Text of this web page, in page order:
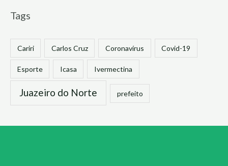
Tags
Cariri Carlos Cruz Coronavírus Covid-19
Esporte Icasa Ivermectina
Juazeiro do Norte prefeito